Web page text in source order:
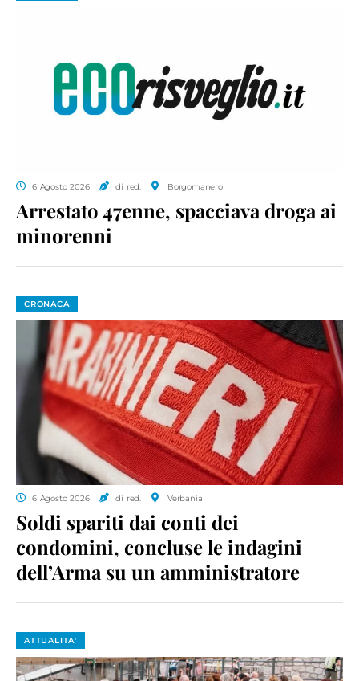
6 Agosto 2026 di red. Borgomanero
Arrestato 47enne, spacciava droga ai
minorenni
CRONACA
6 Agosto 2026 di red. Verbania
Soldi spariti dai conti dei
condomini, concluse le indagini
dell’Arma su un amministratore
ATTUALITA'